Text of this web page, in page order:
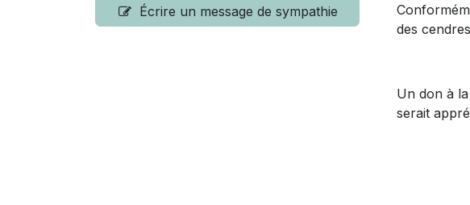
Écrire un message de sympathie
des
Un don à
serait